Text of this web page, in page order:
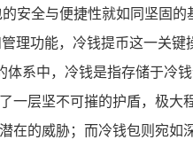
安全与便捷性就如同坚固的
理功能，冷钱提币这一关键
系中，冷钱是指存储于冷钱
一层坚不可摧的护盾，极大
在的威胁；而冷钱包则宛如